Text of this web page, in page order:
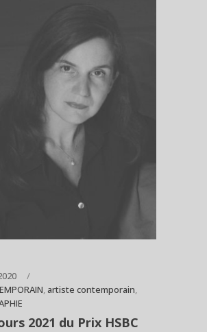
, artiste contemporain,
2021 du Prix HSBC